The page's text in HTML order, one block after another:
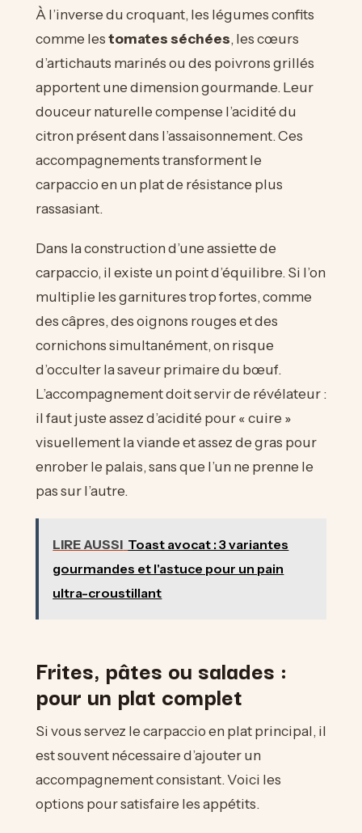
À l’inverse du croquant, les légumes confits
comme lestomates séchées, les cœurs
d’artichauts marinés ou des poivrons grillés
apportent une dimension gourmande. Leur
douceur naturelle compense l’acidité du
citron présent dans l’assaisonnement. Ces
accompagnements transforment le
carpaccio en un plat de résistance plus
rassasiant.
Dans la construction d’une assiette de
carpaccio, il existe un point d’équilibre. Si l’on
multiplie les garnitures trop fortes, comme
des câpres, des oignons rouges et des
cornichons simultanément, on risque
d’occulter la saveur primaire du bœuf.
L’accompagnement doit servir de révélateur :
il faut juste assez d’acidité pour « cuire »
visuellement la viande et assez de gras pour
enrober le palais, sans que l’un ne prenne le
pas sur l’autre.
LIRE AUSSI Toast avocat : 3 variantes
gourmandes et l'astuce pour un pain
ultra-croustillant
Frites, pâtes ou salades :
pour un plat complet
Si vous servez le carpaccio en plat principal, il
est souvent nécessaire d’ajouter un
accompagnement consistant. Voici les
options pour satisfaire les appétits.